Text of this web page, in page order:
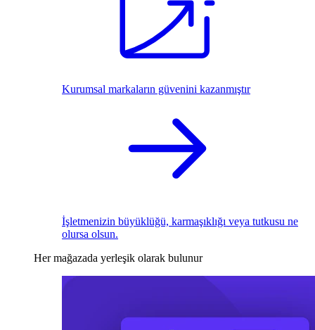
Kurumsal markaların güvenini kazanmıştır
İşletmenizin büyüklüğü, karmaşıklığı veya tutkusu ne
olursa olsun.
Her mağazada yerleşik olarak bulunur